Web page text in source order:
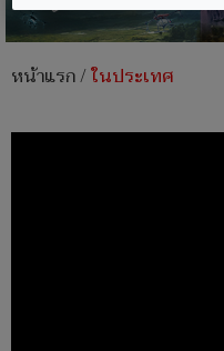
หน้าแรก/ในประเทศ